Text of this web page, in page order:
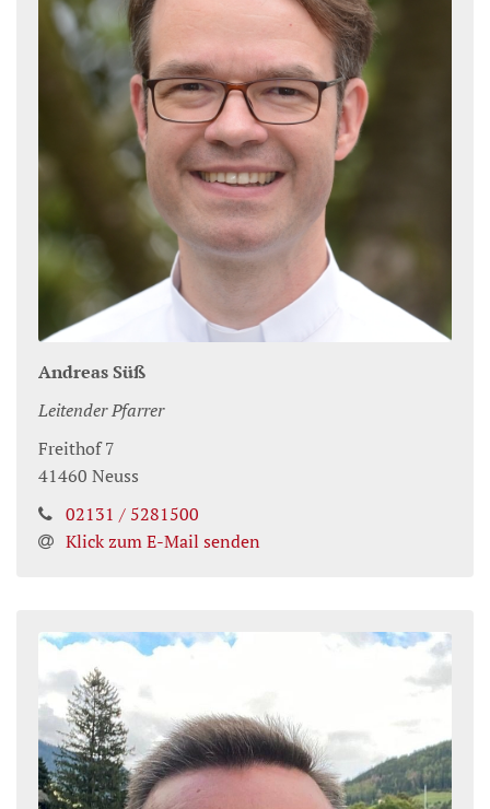
AndreasSüß
Leitender Pfarrer
Freithof 7
41460 Neuss
02131 / 5281500
Klick zum E-Mail senden